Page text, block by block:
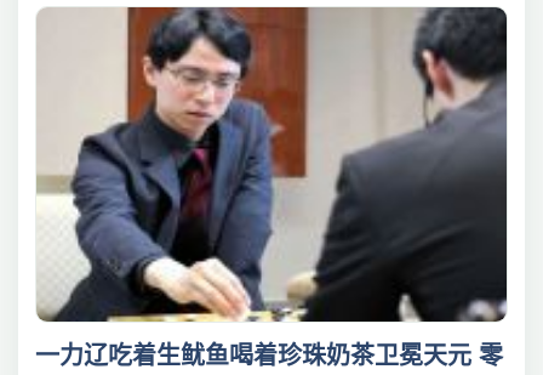
一力辽吃着生鱿鱼喝着珍珠奶茶卫冕天元 零